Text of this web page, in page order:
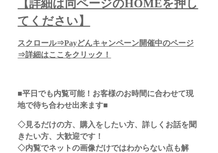
【詳細は同ページのHOMEを押し
てください】
スクロール⇒Payどんキャンペーン開催中のページ
⇒詳細はここをクリック！
■平日でも内覧可能！お客様のお時間に合わせて現
地で待ち合わせ出来ます■
◇見るだけの方、購入をしたい方、詳しくお話を聞
きたい方、大歓迎です！
◇内覧でネットの画像だけではわからない点も解